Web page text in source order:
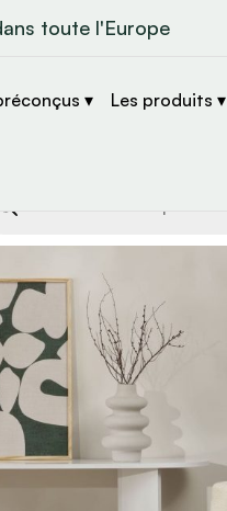
toute l'Europe
▾ Les produits ▾